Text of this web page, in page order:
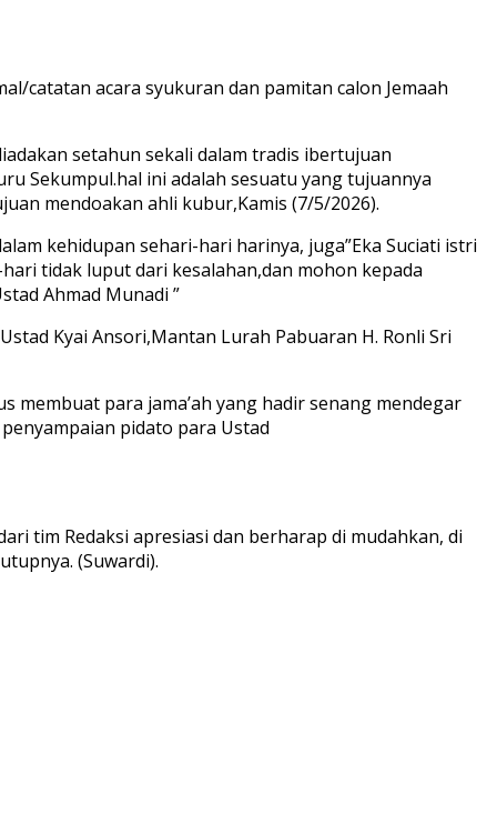
catatan acara syukuran dan pamitan calon Jemaah
setahun sekali dalam tradis ibertujuan
Sekumpul.hal ini adalah sesuatu yang tujuannya
mendoakan ahli kubur,Kamis (7/5/2026).
kehidupan sehari-hari harinya, juga”Eka Suciati istri
tidak luput dari kesalahan,dan mohon kepada
Ahmad Munadi ”
Kyai Ansori,Mantan Lurah Pabuaran H. Ronli Sri
membuat para jama’ah yang hadir senang mendegar
pidato para Ustad
tim Redaksi apresiasi dan berharap di mudahkan, di
(Suwardi).